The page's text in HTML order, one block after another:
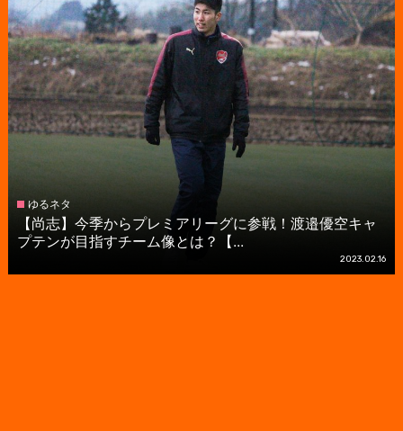
ゆるネタ
【尚志】今季からプレミアリーグに参戦！渡邉優空キャ
プテンが目指すチーム像とは？【...
2023.02.16